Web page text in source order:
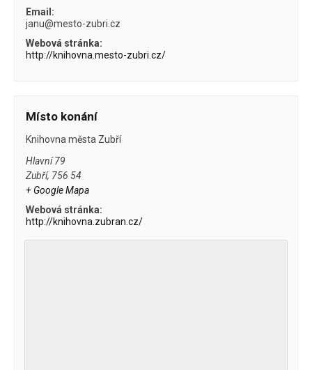
Email:
janu@mesto-zubri.cz
Webová stránka:
http://knihovna.mesto-zubri.cz/
Místo konání
Knihovna města Zubří
Hlavní 79
Zubří, 756 54
+ Google Mapa
Webová stránka:
http://knihovna.zubran.cz/